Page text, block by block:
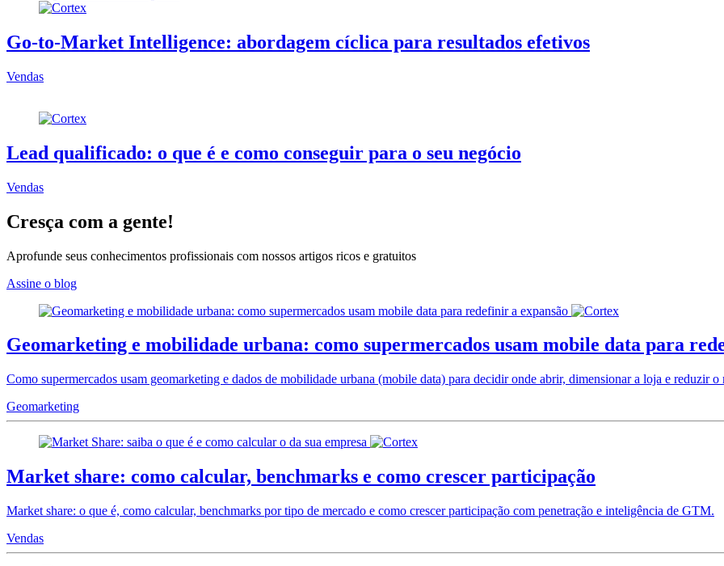
Go-to-Market Intelligence: abordagem cíclica para resultados efetivos
Vendas
Lead qualificado: o que é e como conseguir para o seu negócio
Vendas
Cresça com a gente!
Aprofunde seus conhecimentos profissionais com nossos artigos ricos e gratuitos
Assine o blog
Geomarketing e mobilidade urbana: como supermercados usam mobile data para
Como supermercados usam geomarketing e dados de mobilidade urbana (mobile data) para decidir onde abrir, dimensionar a loja e reduzir o
Geomarketing
Market share: como calcular, benchmarks e como crescer participação
Market share: o que é, como calcular, benchmarks por tipo de mercado e como crescer participação com penetração e inteligência de GTM.
Vendas